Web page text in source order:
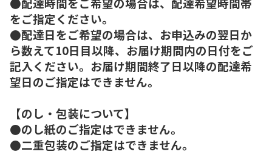
をご指定ください。
●配達日をご希望の場合は、お申込みの翌日か
ら数えて10日目以降、お届け期間内の日付をご
記入ください。お届け期間終了日以降の配達希
望日のご指定はできません。
【のし・包装について】
●のし紙のご指定はできません。
●二重包装のご指定はできません。